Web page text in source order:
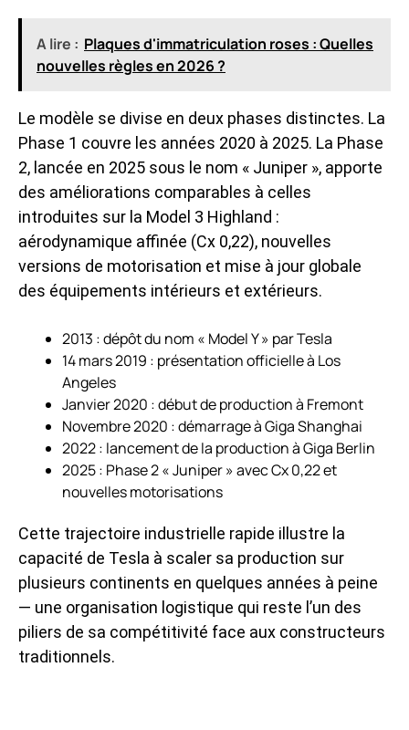
A lire : Plaques d'immatriculation roses : Quelles
nouvelles règles en 2026 ?
Le modèle se divise en deux phases distinctes. La
Phase 1 couvre les années 2020 à 2025. La Phase
2, lancée en 2025 sous le nom « Juniper », apporte
des améliorations comparables à celles
introduites sur la Model 3 Highland :
aérodynamique affinée (Cx 0,22), nouvelles
versions de motorisation et mise à jour globale
des équipements intérieurs et extérieurs.
2013 : dépôt du nom « Model Y » par Tesla
14 mars 2019 : présentation officielle à Los
Angeles
Janvier 2020 : début de production à Fremont
Novembre 2020 : démarrage à Giga Shanghai
2022 : lancement de la production à Giga Berlin
2025 : Phase 2 « Juniper » avec Cx 0,22 et
nouvelles motorisations
Cette trajectoire industrielle rapide illustre la
capacité de Tesla à scaler sa production sur
plusieurs continents en quelques années à peine
— une organisation logistique qui reste l’un des
piliers de sa compétitivité face aux constructeurs
traditionnels.